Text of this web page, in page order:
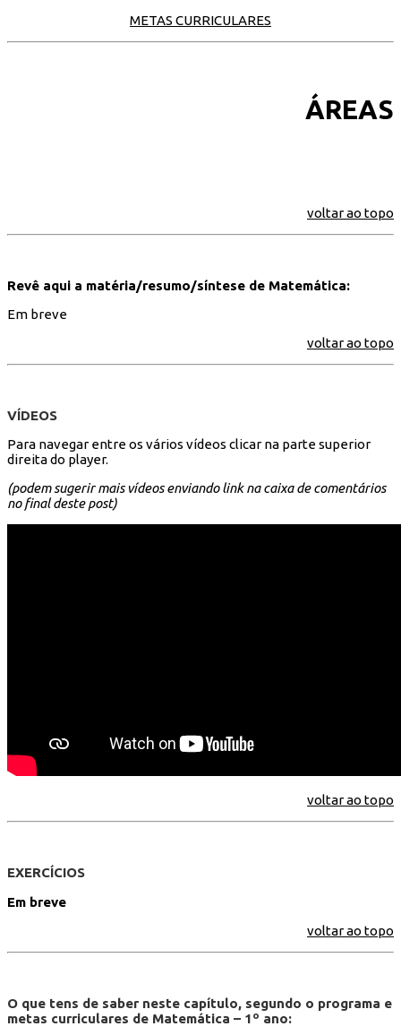
METAS CURRICULARES
ÁREAS
voltar ao topo
Revê aqui a matéria/resumo/síntese de Matemática:
Em breve
voltar ao topo
VÍDEOS
Para navegar entre os vários vídeos clicar na parte superior
direita do player.
(podem sugerir mais vídeos enviando link na caixa de comentários
no final deste post)
voltar ao topo
EXERCÍCIOS
Em breve
voltar ao topo
O que tens de saber neste capítulo, segundo o programa e
metas curriculares de Matemática – 1º ano: